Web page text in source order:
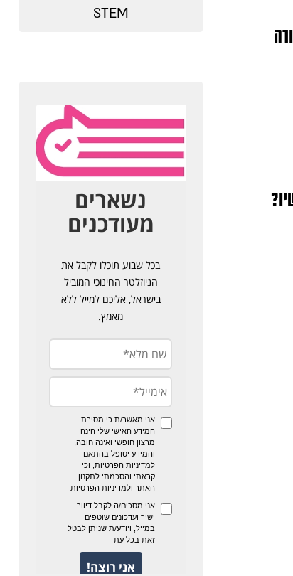
STEM